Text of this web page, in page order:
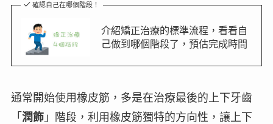
確認自己在哪個階段！
介紹矯正治療的標準流程，看看自
己做到哪個階段了，預估完成時間
通常開始使用橡皮筋，多是在治療最後的上下牙齒
「 潤飾」階段，利用橡皮筋獨特的方向性，讓上下